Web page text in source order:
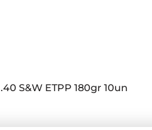
S&W ETPP 180gr 10un